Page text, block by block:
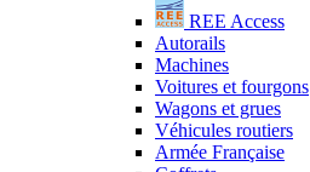
REE Access
Autorails
Machines
Voitures et fourgons
Wagons et grues
Véhicules routiers
Armée Française